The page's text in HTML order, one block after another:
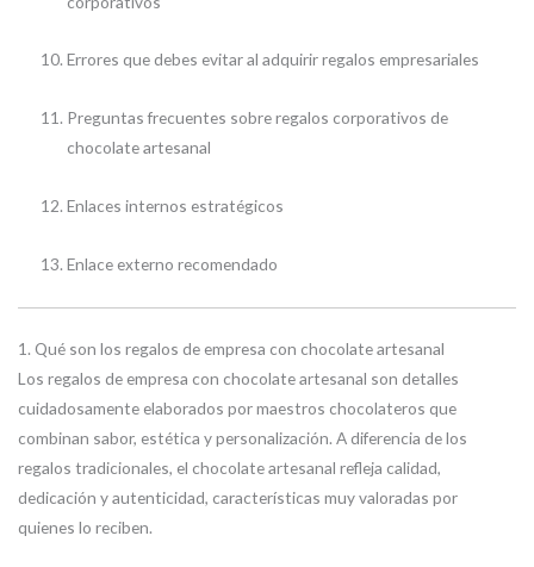
Errores que debes evitar al adquirir regalos empresariales
Preguntas frecuentes sobre regalos corporativos de
chocolate artesanal
Enlaces internos estratégicos
Enlace externo recomendado
1. Qué son los regalos de empresa con chocolate artesanal
Los regalos de empresa con chocolate artesanal son detalles
cuidadosamente elaborados por maestros chocolateros que
combinan sabor, estética y personalización. A diferencia de los
regalos tradicionales, el chocolate artesanal refleja calidad,
dedicación y autenticidad, características muy valoradas por
quienes lo reciben.